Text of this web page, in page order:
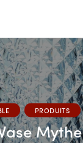
PRODUITS
Mythe